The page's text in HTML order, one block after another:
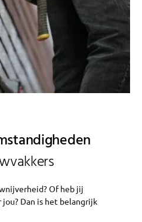
Of heb jij
Dan is het belangrijk